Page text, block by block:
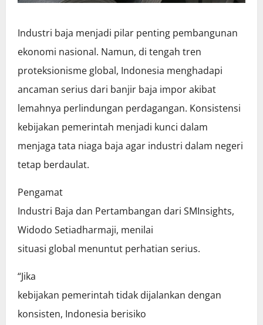
Industri baja menjadi pilar penting pembangunan
ekonomi nasional. Namun, di tengah tren
proteksionisme global, Indonesia menghadapi
ancaman serius dari banjir baja impor akibat
lemahnya perlindungan perdagangan. Konsistensi
kebijakan pemerintah menjadi kunci dalam
menjaga tata niaga baja agar industri dalam negeri
tetap berdaulat.
Pengamat
Industri Baja dan Pertambangan dari SMInsights,
Widodo Setiadharmaji, menilai
situasi global menuntut perhatian serius.
“Jika
kebijakan pemerintah tidak dijalankan dengan
konsisten, Indonesia berisiko